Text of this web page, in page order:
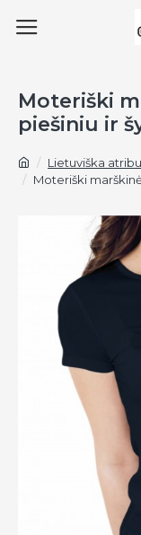
Lietuviška
Moteriški
Moteriški
piešiniu ir